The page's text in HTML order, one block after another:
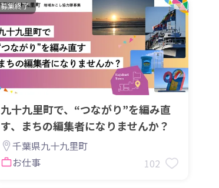
募集終了
九十九里町で、“つながり”を編み直
す、まちの編集者になりませんか？
千葉県九十九里町
お仕事
102